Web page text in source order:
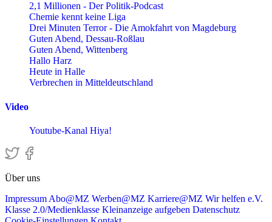
2,1 Millionen - Der Politik-Podcast
Chemie kennt keine Liga
Drei Minuten Terror - Die Amokfahrt von Magdeburg
Guten Abend, Dessau-Roßlau
Guten Abend, Wittenberg
Hallo Harz
Heute in Halle
Verbrechen in Mitteldeutschland
Video
Youtube-Kanal Hiya!
Über uns
Impressum Abo@MZ Werben@MZ Karriere@MZ Wir helfen e.V.
Klasse 2.0/Medienklasse Kleinanzeige aufgeben Datenschutz